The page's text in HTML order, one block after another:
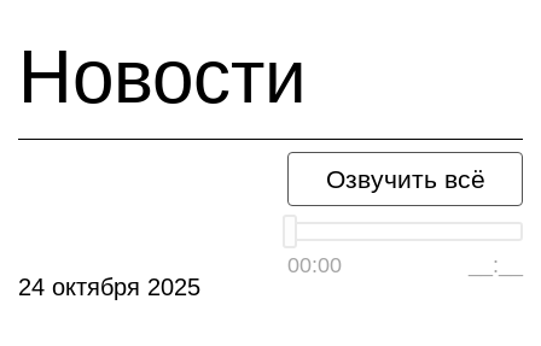
Новости
Озвучить всё
00:00 __:__
24 октября 2025